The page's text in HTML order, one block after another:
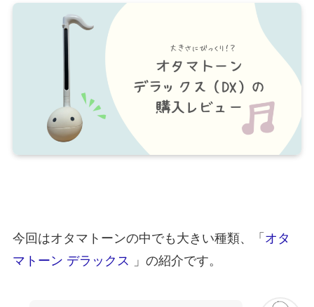
今回はオタマトーンの中でも大きい種類、「 オタ
マトーン デラックス
」の紹介です。